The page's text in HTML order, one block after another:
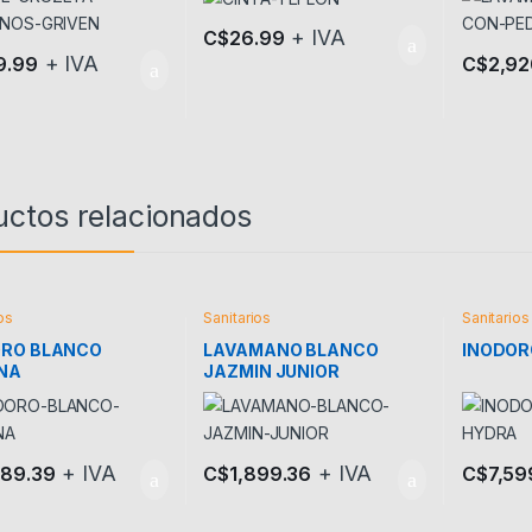
+ IVA
C$26.99 + IVA
C$
relacionados
BLANCO
+ IVA
Sanitarios
LAVAMANO BLANCO
JAZMIN JUNIOR
C$1,899.36 + IVA
Sanitarios
C$